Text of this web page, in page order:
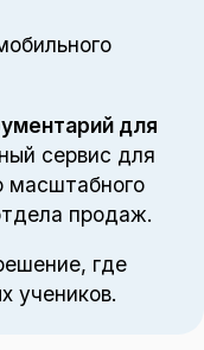
для
сервис для
масштабного
продаж.
где
учеников.